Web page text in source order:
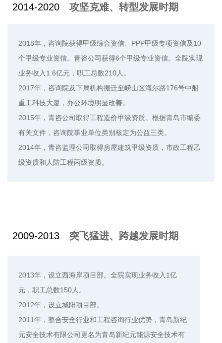
2014-2020 攻坚克难、转型发展时期
2018年，咨询院获得甲级综合资信、PPP甲级专项资信及10
个甲级专业资信。青咨公司获得6个甲级专业资信。全院实现
业务收入1.6亿元，职工总数210人。
2017年，咨询院及下属机构搬迁至崂山区海尔路176号中船
重工科技大厦，办公环境明显改善。
2015年，青咨公司取得工程造价甲级资质。根据青岛市编委
有关文件，咨询院事业单位类别核定为公益三类。
2014年，青咨监理公司取得房屋建筑甲级资质，市政工程乙
级资质和人防工程丙级资质。
2009-2013 突飞猛进、跨越发展时期
2013年，设立西海岸项目部。全院实现业务收入1亿
元，职工总数150人。
2012年，设立城阳项目部。
2011年，整合安全行业和工程咨询行业优势，青岛新纪
元安全技术有限公司更名为青岛新纪元能源安全技术有